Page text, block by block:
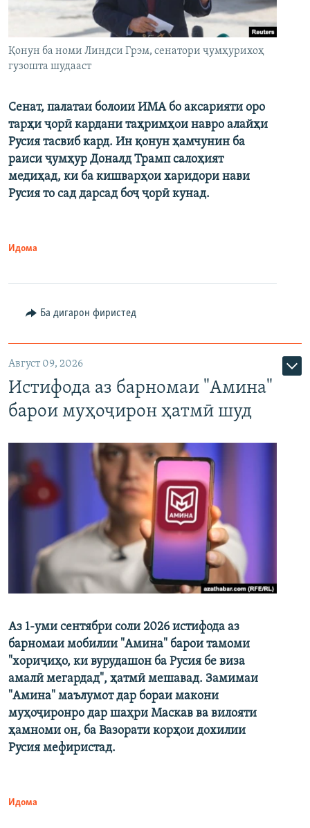
Қонун ба номи Линдси Грэм, сенатори ҷумҳурихоҳ
гузошта шудааст
Сенат, палатаи болоии ИМА бо аксарияти оро
тарҳи ҷорӣ кардани таҳримҳои навро алайҳи
Русия тасвиб кард. Ин қонун ҳамчунин ба
раиси ҷумҳур Доналд Трамп салоҳият
медиҳад, ки ба кишварҳои харидори нави
Русия то сад дарсад боҷ ҷорӣ кунад.
Идома
Ба дигарон фиристед
Август 09, 2026
Истифода аз барномаи "Амина"
барои муҳоҷирон ҳатмӣ шуд
Аз 1-уми сентябри соли 2026 истифода аз
барномаи мобилии "Амина" барои тамоми
"хориҷиҳо, ки вурудашон ба Русия бе виза
амалӣ мегардад", ҳатмӣ мешавад. Замимаи
"Амина" маълумот дар бораи макони
муҳоҷиронро дар шаҳри Маскав ва вилояти
ҳамноми он, ба Вазорати корҳои дохилии
Русия мефиристад.
Идома